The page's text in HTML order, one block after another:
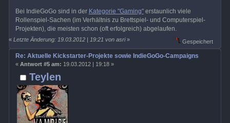
Bei IndieGoGo sind in der Kategorie "Gaming"erstaunlich viele
Rollenspiel-Sachen (im Verhältnis zu Brettspiel- und Computerspiel-
Projekten), die meisten schon (oft erfolgreich) abgelaufen.
«Letzte Änderung: 19.03.2012 | 19:21 von asri» Gespeichert
Teylen
Re: Aktuelle Kickstarter-Projekte sowie IndieGoGo-Campaigns
« Antwort #5 am: 19.03.2012 | 19:18 »